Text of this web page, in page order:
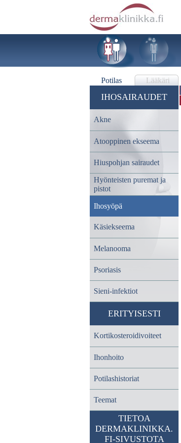
Potilas Lääkäri
IHOSAIRAUDET
Akne
Atooppinen ekseema
Hiuspohjan sairaudet
Hyönteisten puremat ja
pistot
Ihosyöpä
Käsiekseema
Melanooma
Psoriasis
Sieni-infektiot
ERITYISESTI
Kortikosteroidivoiteet
Ihonhoito
Potilashistoriat
Teemat
TIETOA
DERMAKLINIKKA.
FI-SIVUSTOTA